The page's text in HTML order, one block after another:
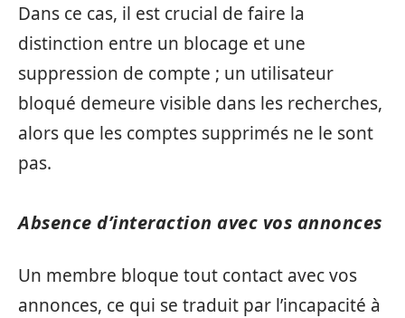
Dans ce cas, il est crucial de faire la
distinction entre un blocage et une
suppression de compte ; un utilisateur
bloqué demeure visible dans les recherches,
alors que les comptes supprimés ne le sont
pas.
Absence d’interaction avec vos annonces
Un membre bloque tout contact avec vos
annonces, ce qui se traduit par l’incapacité à